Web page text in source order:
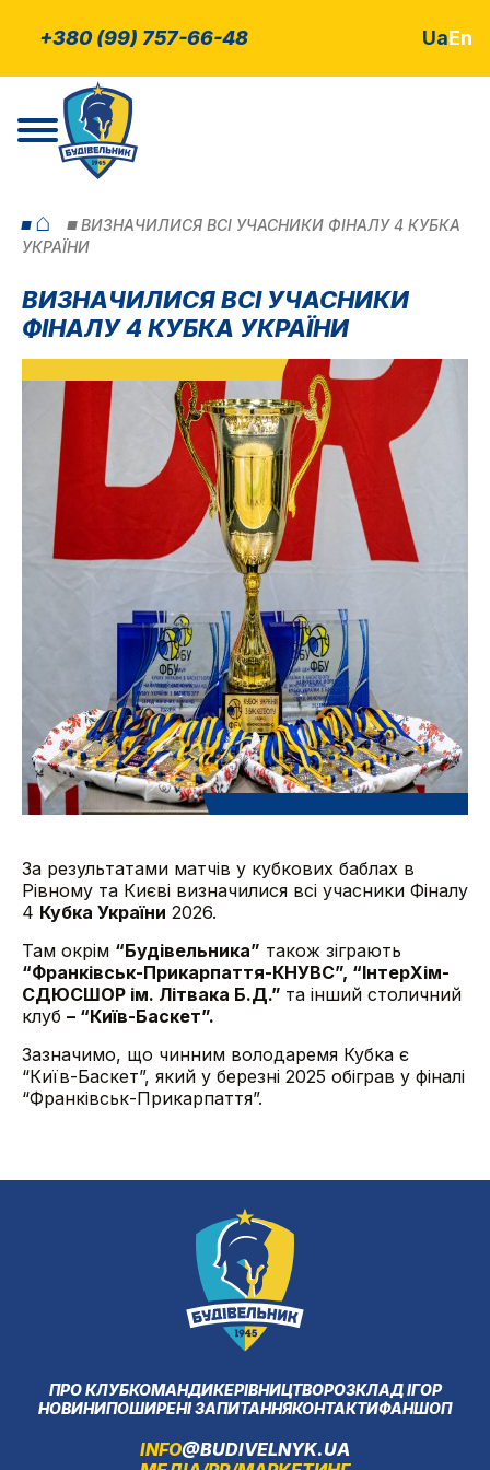
+380 (99) 757-66-48 UaEn
⌂
ВИЗНАЧИЛИСЯ ВСІ УЧАСНИКИ ФІНАЛУ 4 КУБКА
УКРАЇНИ
ВИЗНАЧИЛИСЯ ВСІ УЧАСНИКИ
ФІНАЛУ 4 КУБКА УКРАЇНИ
За результатами матчів у кубкових баблах в
Рівному та Києві визначилися всі учасники Фіналу
4 Кубка України 2026.
Там окрім “Будівельника” також зіграють
“Франківськ-Прикарпаття-КНУВС”, “ІнтерХім-
СДЮСШОР ім. Літвака Б.Д.” та інший столичний
клуб – “Київ-Баскет”.
Зазначимо, що чинним володаремя Кубка є
“Київ-Баскет”, який у березні 2025 обіграв у фіналі
“Франківськ-Прикарпаття”.
ПРО КЛУБКОМАНДИКЕРІВНИЦТВОРОЗКЛАД ІГОР
НОВИНИПОШИРЕНІ ЗАПИТАННЯКОНТАКТИФАНШОП
INFO@BUDIVELNYK.UA